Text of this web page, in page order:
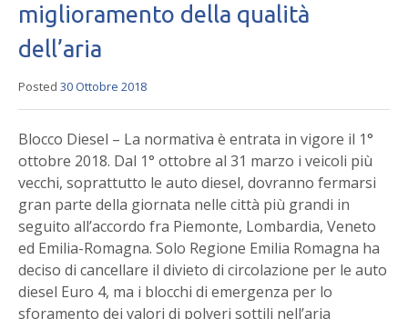
miglioramento della qualità
dell’aria
Posted 30 Ottobre 2018
Blocco Diesel – La normativa è entrata in vigore il 1°
ottobre 2018. Dal 1° ottobre al 31 marzo i veicoli più
vecchi, soprattutto le auto diesel, dovranno fermarsi
gran parte della giornata nelle città più grandi in
seguito all’accordo fra Piemonte, Lombardia, Veneto
ed Emilia-Romagna. Solo Regione Emilia Romagna ha
deciso di cancellare il divieto di circolazione per le auto
diesel Euro 4, ma i blocchi di emergenza per lo
sforamento dei valori di polveri sottili nell’aria